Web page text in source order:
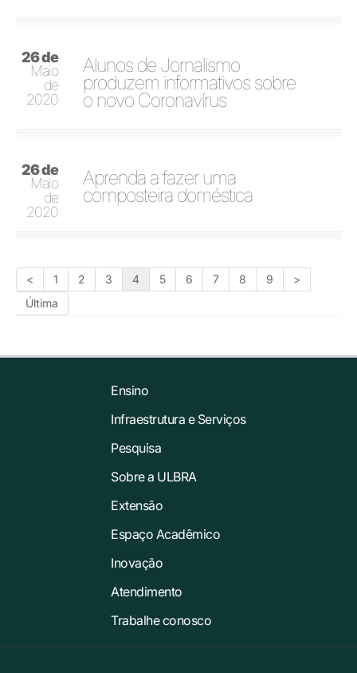
26 de
Maio
de
2020
Alunos de Jornalismo
produzem informativos sobre
o novo Coronavírus
26 de
Maio
de
2020
Aprenda a fazer uma
composteira doméstica
< 1 2 3 4 5 6 7 8 9
>
Última
Ensino
Infraestrutura e Serviços
Pesquisa
Sobre a ULBRA
Extensão
Espaço Acadêmico
Inovação
Atendimento
Trabalhe conosco